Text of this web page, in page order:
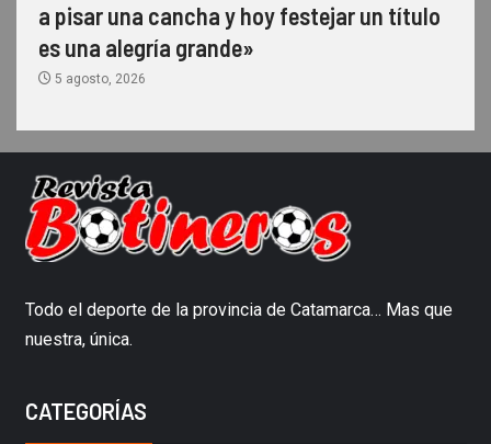
a pisar una cancha y hoy festejar un título
es una alegría grande»
5 agosto, 2026
Todo el deporte de la provincia de Catamarca… Mas que
nuestra, única.
CATEGORÍAS